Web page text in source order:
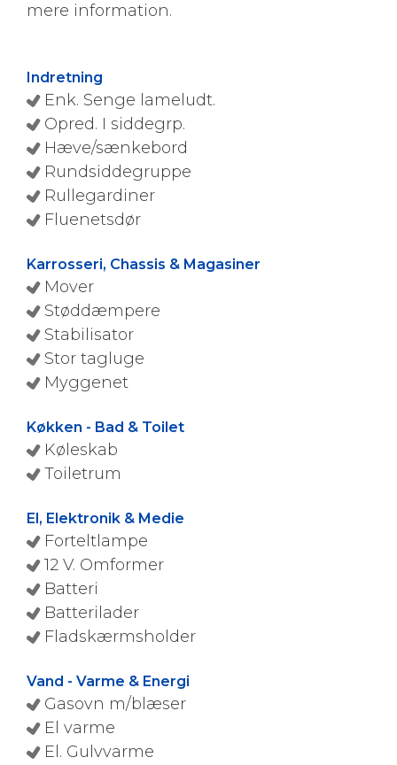
mere information.
Indretning
Enk. Senge lameludt.
Opred. I siddegrp.
Hæve/sænkebord
Rundsiddegruppe
Rullegardiner
Fluenetsdør
Karrosseri, Chassis & Magasiner
Mover
Støddæmpere
Stabilisator
Stor tagluge
Myggenet
Køkken - Bad & Toilet
Køleskab
Toiletrum
El, Elektronik & Medie
Forteltlampe
12 V. Omformer
Batteri
Batterilader
Fladskærmsholder
Vand - Varme & Energi
Gasovn m/blæser
El varme
El. Gulvvarme